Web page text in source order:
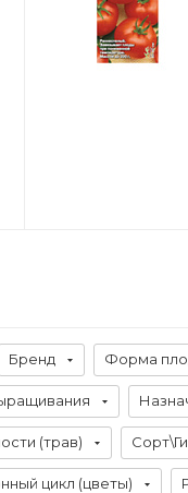
Бренд Форма
(трав)
цикл (цветы)